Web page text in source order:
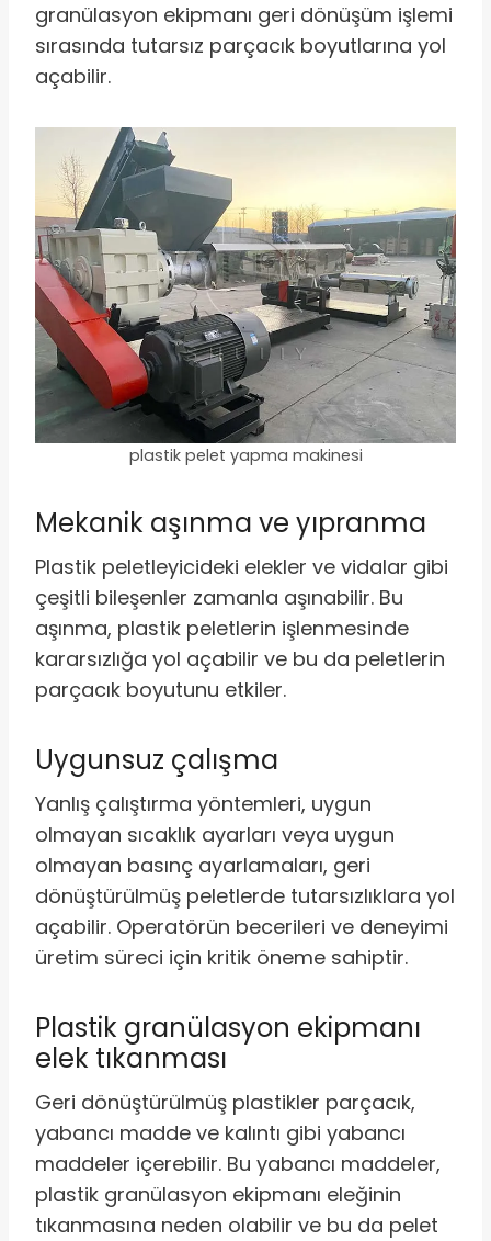
granülasyon ekipmanı geri dönüşüm işlemi
sırasında tutarsız parçacık boyutlarına yol
açabilir.
plastik pelet yapma makinesi
Mekanik aşınma ve yıpranma
Plastik peletleyicideki elekler ve vidalar gibi
çeşitli bileşenler zamanla aşınabilir. Bu
aşınma, plastik peletlerin işlenmesinde
kararsızlığa yol açabilir ve bu da peletlerin
parçacık boyutunu etkiler.
Uygunsuz çalışma
Yanlış çalıştırma yöntemleri, uygun
olmayan sıcaklık ayarları veya uygun
olmayan basınç ayarlamaları, geri
dönüştürülmüş peletlerde tutarsızlıklara yol
açabilir. Operatörün becerileri ve deneyimi
üretim süreci için kritik öneme sahiptir.
Plastik granülasyon ekipmanı
elek tıkanması
Geri dönüştürülmüş plastikler parçacık,
yabancı madde ve kalıntı gibi yabancı
maddeler içerebilir. Bu yabancı maddeler,
plastik granülasyon ekipmanı eleğinin
tıkanmasına neden olabilir ve bu da pelet